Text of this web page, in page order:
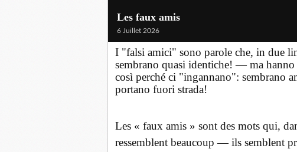
Les faux amis
6 Juillet 2026
I "falsi amici" sono parole che, in due
sembrano quasi identiche! — ma
così perché ci "ingannano": sembrano
portano fuori strada!
Les « faux amis » sont des mots qui,
ressemblent beaucoup — ils semblent